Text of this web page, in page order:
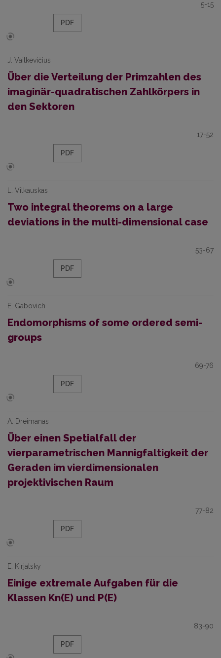
5-15
PDF
J. Vaitkevičius
Über die Verteilung der Primzahlen des
imaginär-quadratischen Zahlkörpers in
den Sektoren
17-52
PDF
L. Vilkauskas
Two integral theorems on a large
deviations in the multi-dimensional case
53-67
PDF
E. Gabovich
Endomorphisms of some ordered semi-
groups
69-76
PDF
A. Dreimanas
Über einen Spetialfall der
vierparametrischen Mannigfaltigkeit der
Geraden im vierdimensionalen
projektivischen Raum
77-82
PDF
E. Kirjatsky
Einige extremale Aufgaben für die
Klassen Kn(E) und P(E)
83-90
PDF